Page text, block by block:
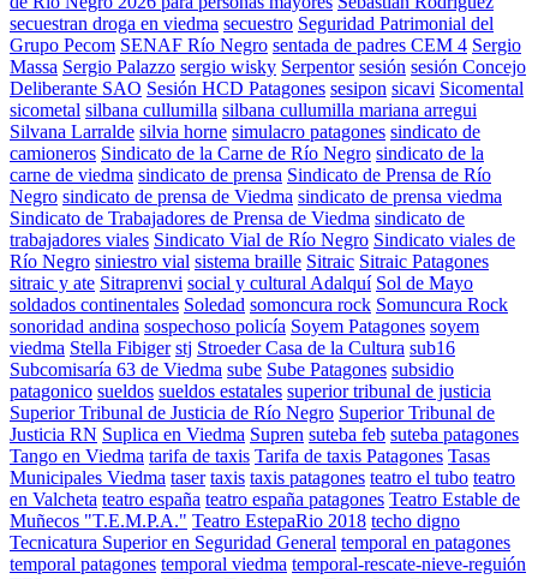
secuestran droga en viedma secuestro Seguridad Patrimonial del
Grupo Pecom SENAF Río Negro sentada de padres CEM 4 Sergio
Massa Sergio Palazzo sergio wisky Serpentor sesión sesión Concejo
Deliberante SAO Sesión HCD Patagones sesipon sicavi Sicomental
sicometal silbana cullumilla silbana cullumilla mariana arregui
Silvana Larralde silvia horne simulacro patagones sindicato de
camioneros Sindicato de la Carne de Río Negro sindicato de la
carne de viedma sindicato de prensa Sindicato de Prensa de Río
Negro sindicato de prensa de Viedma sindicato de prensa viedma
Sindicato de Trabajadores de Prensa de Viedma sindicato de
trabajadores viales Sindicato Vial de Río Negro Sindicato viales de
Río Negro siniestro vial sistema braille Sitraic Sitraic Patagones
sitraic y ate Sitraprenvi social y cultural Adalquí Sol de Mayo
soldados continentales Soledad somoncura rock Somuncura Rock
sonoridad andina sospechoso policía Soyem Patagones soyem
viedma Stella Fibiger stj Stroeder Casa de la Cultura sub16
Subcomisaría 63 de Viedma sube Sube Patagones subsidio
patagonico sueldos sueldos estatales superior tribunal de justicia
Superior Tribunal de Justicia de Río Negro Superior Tribunal de
Justicia RN Suplica en Viedma Supren suteba feb suteba patagones
Tango en Viedma tarifa de taxis Tarifa de taxis Patagones Tasas
Municipales Viedma taser taxis taxis patagones teatro el tubo teatro
en Valcheta teatro españa teatro españa patagones Teatro Estable de
Muñecos "T.E.M.P.A." Teatro EstepaRio 2018 techo digno
Tecnicatura Superior en Seguridad General temporal en patagones
temporal patagones temporal viedma temporal-rescate-nieve-reguión